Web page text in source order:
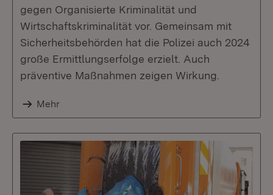
gegen Organisierte Kriminalität und
Wirtschaftskriminalität vor. Gemeinsam mit
Sicherheitsbehörden hat die Polizei auch 2024
große Ermittlungserfolge erzielt. Auch
präventive Maßnahmen zeigen Wirkung.
Mehr